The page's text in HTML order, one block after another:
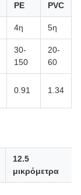
PE PVC
4η 5η
30-
150
20-
60
0.91 1.34
12.5
μικρόμετρα